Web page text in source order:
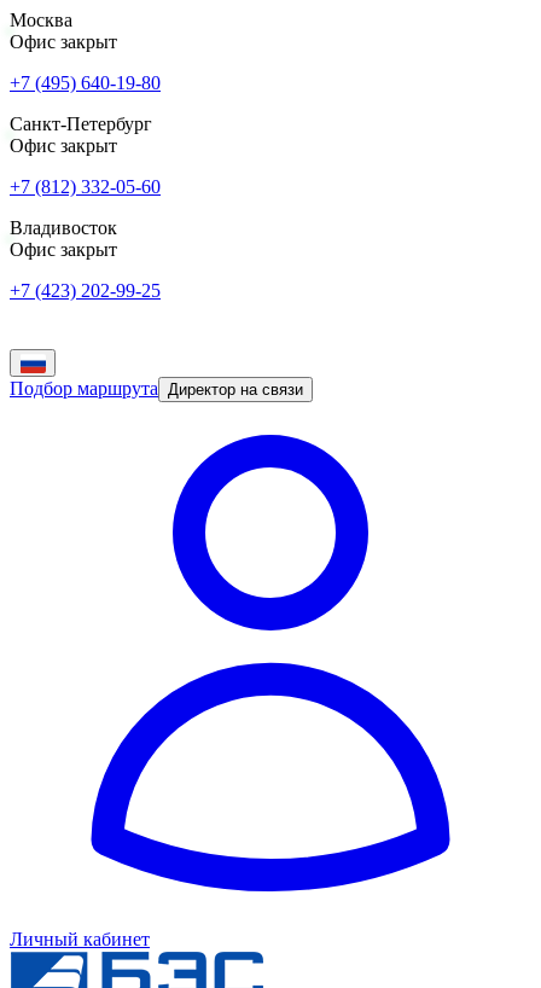
Москва
Офис закрыт
+7 (495) 640-19-80
Санкт-Петербург
Офис закрыт
+7 (812) 332-05-60
Владивосток
Офис закрыт
+7 (423) 202-99-25
Подбор маршрута Директор на связи
Личный кабинет